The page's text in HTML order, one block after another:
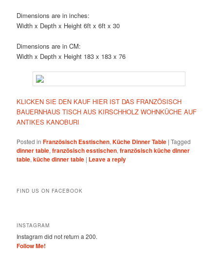
Dimensions are in inches:
Width x Depth x Height 6ft x 6ft x 30
Dimensions are in CM:
Width x Depth x Height 183 x 183 x 76
KLICKEN SIE DEN KAUF HIER IST DAS FRANZÖSISCH
BAUERNHAUS TISCH AUS KIRSCHHOLZ WOHNKÜCHE AUF
ANTIKES KANOBURI
Posted in Französisch Esstischen,Küche Dinner Table |Tagged
dinner table,französisch esstischen,französisch küche dinner
table,küche dinner table | Leave a reply
FIND US ON FACEBOOK
INSTAGRAM
Instagram did not return a 200.
Follow Me!